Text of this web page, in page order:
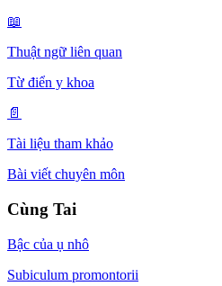
📖
Thuật ngữ liên quan
Từ điển y khoa
📄
Tài liệu tham khảo
Bài viết chuyên môn
Cùng Tai
Bậc của ụ nhô
Subiculum promontorii